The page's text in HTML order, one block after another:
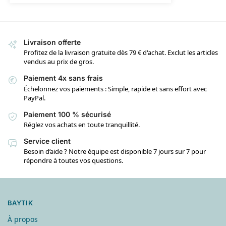
Livraison offerte
Profitez de la livraison gratuite dès 79 € d'achat. Exclut les articles
vendus au prix de gros.
Paiement 4x sans frais
Échelonnez vos paiements : Simple, rapide et sans effort avec
PayPal.
Paiement 100 % sécurisé
Réglez vos achats en toute tranquillité.
Service client
Besoin d’aide ? Notre équipe est disponible 7 jours sur 7 pour
répondre à toutes vos questions.
BAYTIK
À propos